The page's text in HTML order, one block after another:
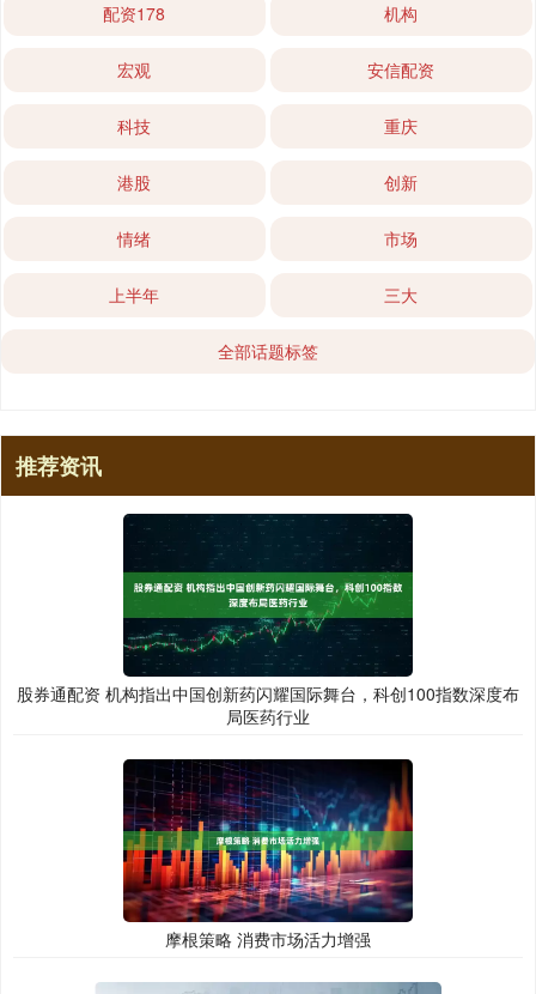
配资178 机构
宏观 安信配资
科技 重庆
港股 创新
情绪 市场
上半年 三大
全部话题标签
推荐资讯
股券通配资 机构指出中国创新药闪耀国际舞台，科创100指数深度布
局医药行业
摩根策略 消费市场活力增强